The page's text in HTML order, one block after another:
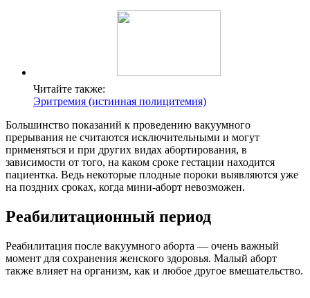
Читайте также:
Эритремия (истинная полицитемия)
Большинство показаний к проведению вакуумного
прерывания не считаются исключительными и могут
применяться и при других видах абортирования, в
зависимости от того, на каком сроке гестации находится
пациентка. Ведь некоторые плодные пороки выявляются уже
на поздних сроках, когда мини-аборт невозможен.
Реабилитационный период
Реабилитация после вакуумного аборта — очень важный
момент для сохранения женского здоровья. Малый аборт
также влияет на организм, как и любое другое вмешательство.